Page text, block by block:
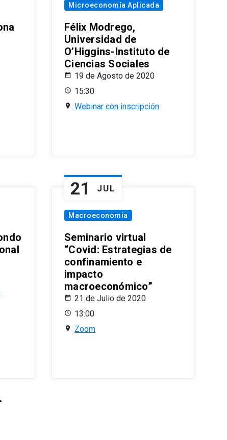
Microeconomía Aplicada
Félix Modrego,
Universidad de
O’Higgins-Instituto de
Ciencias Sociales
19 de Agosto de 2020
15:30
Webinar con inscripción
21 JUL
Macroeconomía
Seminario virtual
“Covid: Estrategias de
confinamiento e
impacto
macroeconómico”
21 de Julio de 2020
13:00
Zoom